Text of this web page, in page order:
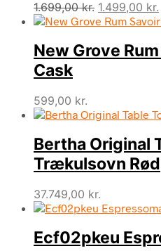
1.699,00kr. Den
oprindelige
var:
1.699,00 kr..
1.499,00 kr.
New Grove
Cask
599,00 kr.
Bertha Original
Trækulsovn Rød
37.749,00 kr.
Ecf02pkeu